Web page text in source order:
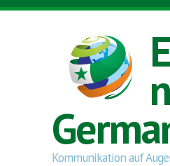
Skip to main content
Kommunikation auf